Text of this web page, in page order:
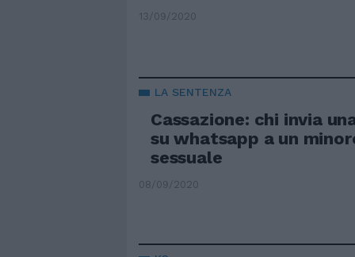
13/09/2020
LA SENTENZA
Cassazione: chi invia
su whatsapp a un
sessuale
08/09/2020